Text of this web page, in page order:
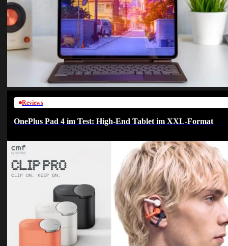
Reviews
OnePlus Pad 4 im Test: High-End Tablet im XXL-Format